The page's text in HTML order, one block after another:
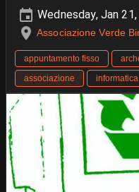
Wednesday, Jan
Associazione Verde
appuntamento fisso
associazione
informatica